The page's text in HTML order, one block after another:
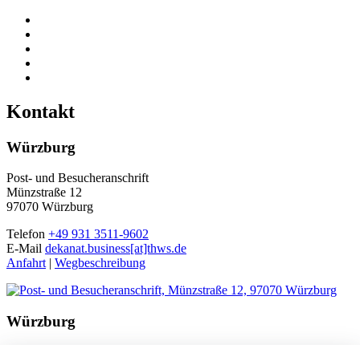
Kontakt
Würzburg
Post- und Besucheranschrift
Münzstraße 12
97070 Würzburg
Telefon +49 931 3511-9602
E-Mail dekanat.business[at]thws.de
Anfahrt | Wegbeschreibung
Würzburg